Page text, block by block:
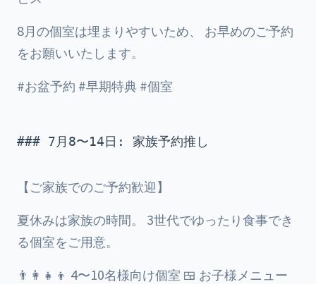
8月の個室は埋まりやすいため、 お早めのご予約
をお願いいたします。
#お盆予約 #早期特典 #個室
### 7月8〜14日: 家族予約推し
【ご家族でのご予約歓迎】
夏休みは家族の時間。 3世代でゆったり食事でき
る個室をご用意。
👨‍👩‍👧‍👦 4〜10名様向け個室 🍱 お子様メニュー